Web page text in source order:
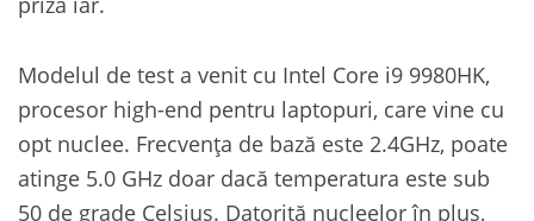
Modelul de test a venit cu Intel Core i9 9980HK,
procesor high-end pentru laptopuri, care vine cu
opt nuclee. Frecvența de bază este 2.4GHz, poate
atinge 5.0 GHz doar dacă temperatura este sub
50 de grade Celsius. Datorită nucleelor în plus,